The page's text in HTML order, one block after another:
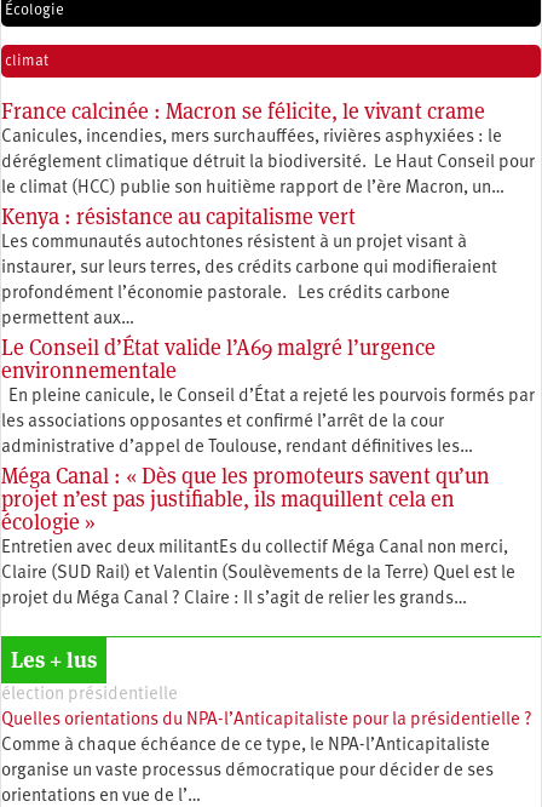
Écologie
climat
France calcinée : Macron se félicite, le vivant crame
Canicules, incendies, mers surchauffées, rivières asphyxiées : le
déréglement climatique détruit la biodiversité. Le Haut Conseil pour
le climat (HCC) publie son huitième rapport de l’ère Macron, un…
Kenya : résistance au capitalisme vert
Les communautés autochtones résistent à un projet visant à
instaurer, sur leurs terres, des crédits carbone qui modifieraient
profondément l’économie pastorale. Les crédits carbone
permettent aux…
Le Conseil d’État valide l’A69 malgré l’urgence
environnementale
En pleine canicule, le Conseil d’État a rejeté les pourvois formés par
les associations opposantes et confirmé l’arrêt de la cour
administrative d’appel de Toulouse, rendant définitives les…
Méga Canal : « Dès que les promoteurs savent qu’un
projet n’est pas justifiable, ils maquillent cela en
écologie »
Entretien avec deux militantEs du collectif Méga Canal non merci,
Claire (SUD Rail) et Valentin (Soulèvements de la Terre) Quel est le
projet du Méga Canal ? Claire : Il s’agit de relier les grands…
Les + lus
élection présidentielle
Quelles orientations du NPA-l’Anticapitaliste pour la présidentielle ?
Comme à chaque échéance de ce type, le NPA-l’Anticapitaliste
organise un vaste processus démocratique pour décider de ses
orientations en vue de l’…